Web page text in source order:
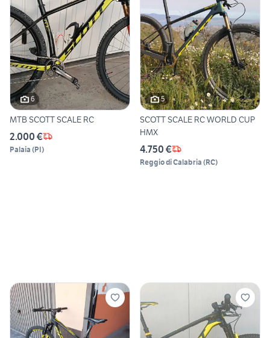
6
MTB SCOTT SCALE RC
2.000 €
Palaia (PI)
5
SCOTT SCALE RC WORLD CUP
HMX
4.750 €
Reggio di Calabria (RC)